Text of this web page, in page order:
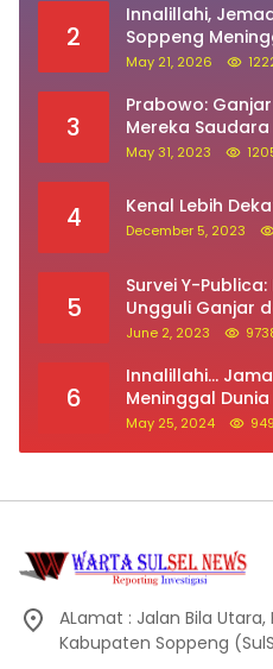
2
Innalillahi,
Soppeng
May 21, 2026
3
Prabowo:
Mereka Saudara
May 31, 2023
4 Kenal Lebih
December 5, 2023
5
Survei Y-
Ungguli Ganjar
Kepuasan
June 2, 2023
6
Innalillahi…
Meninggal Dunia
May 25, 2024
ALamat : Jalan Bila
Kabupaten Soppeng